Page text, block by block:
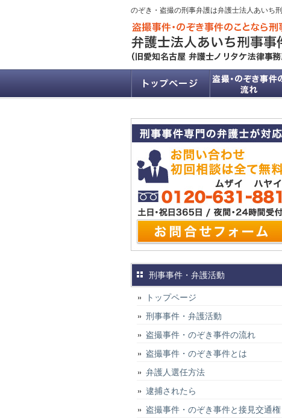
のぞき・盗撮の刑事弁護は弁護士法人あいち
刑事事件・弁護活動
トップページ
刑事事件・弁護活動
盗撮事件・のぞき事件の流れ
盗撮事件・のぞき事件とは
弁護人選任方法
逮捕されたら
盗撮事件・のぞき事件と接見交通権